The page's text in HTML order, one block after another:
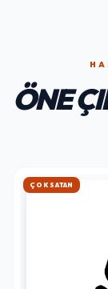
ÖNE
HIZLI KARGO